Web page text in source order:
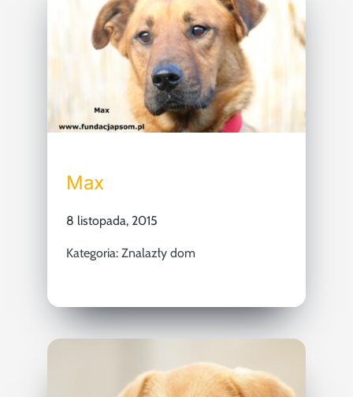
Max
8 listopada, 2015
Kategoria: Znalazły dom